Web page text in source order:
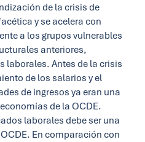
de la crisis de
y se acelera con
a los grupos vulnerables
anteriores,
laborales. Antes de la crisis
de los salarios y el
de ingresos ya eran una
de la OCDE.
laborales debe ser una
En comparación con